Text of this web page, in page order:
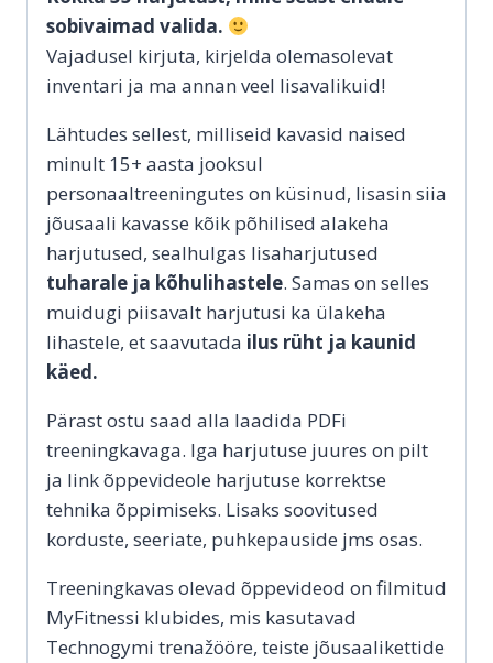
sobivaimad valida.
Vajadusel kirjuta, kirjelda olemasolevat
inventari ja ma annan veel lisavalikuid!
Lähtudes sellest, milliseid kavasid naised
minult 15+ aasta jooksul
personaaltreeningutes on küsinud, lisasin siia
jõusaali kavasse kõik põhilised alakeha
harjutused, sealhulgas lisaharjutused
tuharale ja kõhulihastele. Samas on selles
muidugi piisavalt harjutusi ka ülakeha
lihastele, et saavutada ilus rüht ja kaunid
käed.
Pärast ostu saad alla laadida PDFi
treeningkavaga. Iga harjutuse juures on pilt
ja link õppevideole harjutuse korrektse
tehnika õppimiseks. Lisaks soovitused
korduste, seeriate, puhkepauside jms osas.
Treeningkavas olevad õppevideod on filmitud
MyFitnessi klubides, mis kasutavad
Technogymi trenažööre, teiste jõusaalikettide